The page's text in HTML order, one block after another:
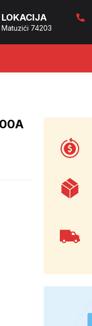
LOKACIJA
Matuzići 74203